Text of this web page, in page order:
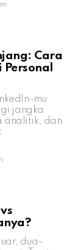
Cara
mu
jangka
analitik, dan
dua-